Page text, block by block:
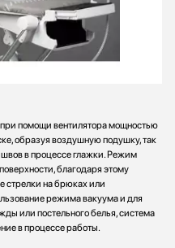
помощи вентилятора мощностью
образуя воздушную подушку, так
в процессе глажки. Режим
благодаря этому
стрелки на брюках или
режима вакуума и для
или постельного белья, система
в процессе работы.